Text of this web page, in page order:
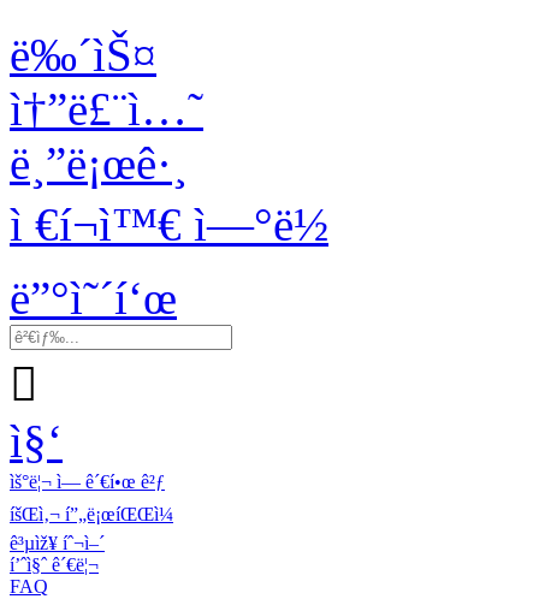
ë‰´ìŠ¤
ì†”ë£¨ì…˜
ë¸”ë¡œê·¸
ì €í¬ì™€ ì—°ë½
ë”°ì˜´í‘œ

ì§‘
ìš°ë¦¬ ì— ê´€í•œ ê²ƒ
íšŒì‚¬ í”„ë¡œíŒŒì¼
ê³µìž¥ íˆ¬ì–´
í’ˆì§ˆ ê´€ë¦¬
FAQ